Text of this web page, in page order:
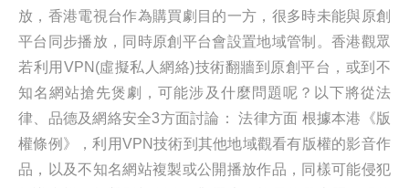
放，香港電視台作為購買劇目的一方，很多時未能與原創
平台同步播放，同時原創平台會設置地域管制。香港觀眾
若利用VPN(虛擬私人網絡)技術翻牆到原創平台，或到不
知名網站搶先煲劇，可能涉及什麼問題呢？以下將從法
律、品德及網絡安全3方面討論： 法律方面 根據本港《版
權條例》，利用VPN技術到其他地域觀看有版權的影音作
品，以及不知名網站複製或公開播放作品，同樣可能侵犯